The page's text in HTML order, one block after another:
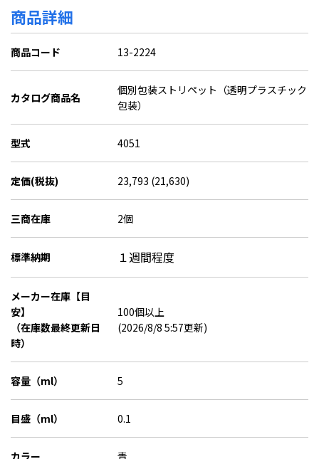
商品詳細
商品コード 13-2224
カタログ商品名
個別包装ストリペット（透明プラスチック
包装）
型式 4051
定価(税抜) 23,793 (21,630)
三商在庫 2個
標準納期 １週間程度
メーカー在庫【目
安】
（在庫数最終更新日
時）
100個以上
(2026/8/8 5:57更新)
容量（ml） 5
目盛（ml） 0.1
カラー 青